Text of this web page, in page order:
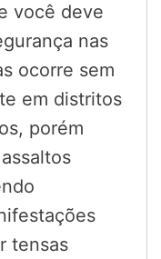
você deve
nas
ocorre sem
em distritos
porém
tensas